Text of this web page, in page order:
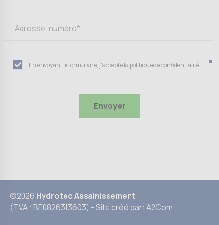
En envoyant le formulaire, j'accepte la politique de confidentialité.
©2026 Hydrotec Assainissement
(TVA : BE0826313603) - Site créé par: A2Com